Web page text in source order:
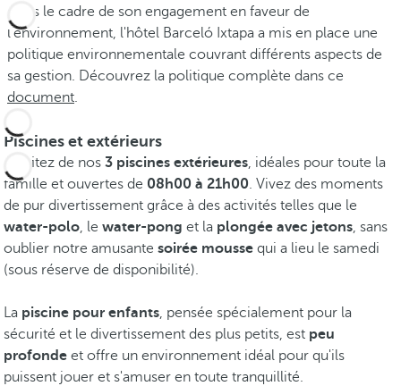
Dans le cadre de son engagement en faveur de
l'environnement, l'hôtel Barceló Ixtapa a mis en place une
politique environnementale couvrant différents aspects de
sa gestion. Découvrez la politique complète dans ce
document
Piscines et extérieurs
Profitez de nos 3 piscines extérieures , idéales pour toute la
famille et ouvertes de 08h00 à 21h00 . Vivez des moments
de pur divertissement grâce à des activités telles que le
water-polo , le water-pong et la plongée avec jetons , sans
oublier notre amusante soirée mousse qui a lieu le samedi
(sous réserve de disponibilité).
La piscine pour enfants , pensée spécialement pour la
sécurité et le divertissement des plus petits, est peu
profonde et offre un environnement idéal pour qu'ils
puissent jouer et s'amuser en toute tranquillité.